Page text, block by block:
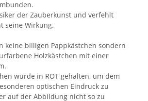
der Zauberkunst und verfehlt
seine Wirkung.
keine billigen Pappkästchen sondern
Holzkästchen mit einer
wurde in ROT gehalten, um dem
optischen Eindruck zu
auf der Abbildung nicht so zu